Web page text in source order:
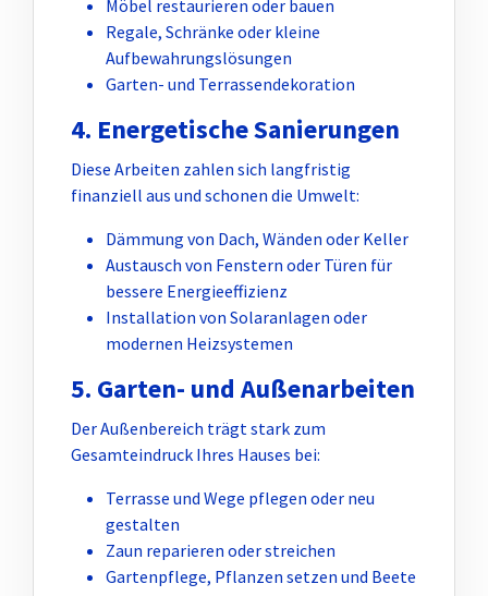
Möbel restaurieren oder bauen
Regale, Schränke oder kleine
Aufbewahrungslösungen
Garten- und Terrassendekoration
4. Energetische Sanierungen
Diese Arbeiten zahlen sich langfristig
finanziell aus und schonen die Umwelt:
Dämmung von Dach, Wänden oder Keller
Austausch von Fenstern oder Türen für
bessere Energieeffizienz
Installation von Solaranlagen oder
modernen Heizsystemen
5. Garten- und Außenarbeiten
Der Außenbereich trägt stark zum
Gesamteindruck Ihres Hauses bei:
Terrasse und Wege pflegen oder neu
gestalten
Zaun reparieren oder streichen
Gartenpflege, Pflanzen setzen und Beete